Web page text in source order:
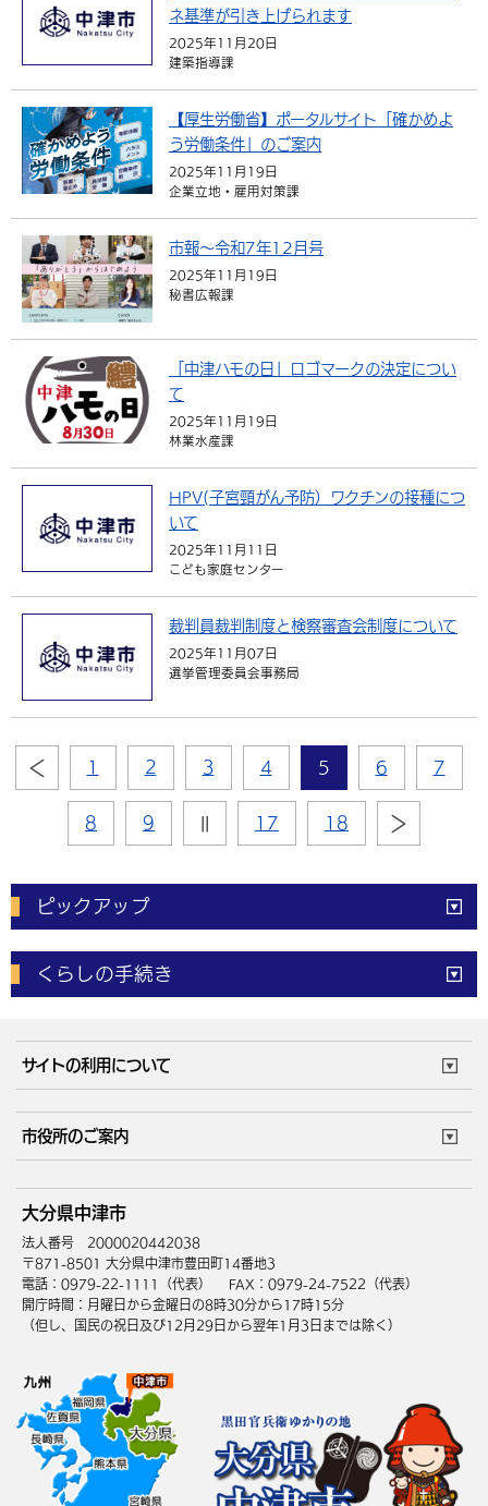
ネ基準が引き上げられます
2025年11月20日
建築指導課
【厚生労働省】ポータルサイト「確かめよ
う労働条件」のご案内
2025年11月19日
企業立地・雇用対策課
市報～令和7年12月号
2025年11月19日
秘書広報課
「中津ハモの日」ロゴマークの決定につい
て
2025年11月19日
林業水産課
HPV(子宮頸がん予防）ワクチンの接種につ
いて
2025年11月11日
こども家庭センター
裁判員裁判制度と検察審査会制度について
2025年11月07日
選挙管理委員会事務局
1 2 3 4 5 6 7
8 9 || 17 18
ピックアップ
電子申請 窓口の混雑状況
体育施設予約状況 ご意見・ご要望
くらしの手続き
成人・仕事
住まい・引越 ごみ・環境
健康・医療 障がい・福祉
高齢・介護
サイトの利用について
サイトマップ
市役所のご案内
庁舎地図 組織案内
中津市へのアクセス
大分県中津市
法人番号 2000020442038
〒871-8501 大分県中津市豊田町14番地3
電話：0979-22-1111（代表）
FAX：0979-24-7522（代表）
開庁時間：月曜日から金曜日の8時30分から17時15分
（但し、国民の祝日及び12月29日から翌年1月3日までは除く）